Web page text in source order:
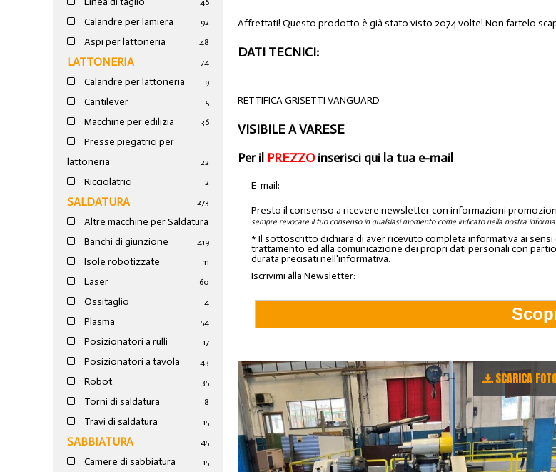
46
Calandre per lamiera 92
Aspi per lattoneria 48
LATTONERIA 74
Calandre per lattoneria 9
Cantilever 5
Macchine per edilizia 36
Presse piegatrici per
lattoneria
22
Ricciolatrici 2
SALDATURA 273
Altre macchine per Saldatura
19
Banchi di giunzione 4
Isole robotizzate 11
Laser 60
Ossitaglio 4
Plasma 54
Posizionatori a rulli 17
Posizionatori a tavola 43
Robot 35
Torni di saldatura 8
Travi di saldatura 15
SABBIATURA 45
Camere di sabbiatura 15
Affrettati! Questo prodotto è già stato visto 2074 volte! Non fartelo
DATI TECNICI:
RETTIFICA GRISETTI VANGUARD
VISIBILE A VARESE
Per il PREZZOinserisci qui la tua e-mail
E-mail:
Presto il consenso a ricevere newsletter con informazioni
sempre revocare il tuo consenso in qualsiasi momento come indicato nella nostra
* Il sottoscritto dichiara di aver ricevuto completa informativa ai
trattamento ed alla comunicazione dei propri dati personali con
durata precisati nell'informativa.
Iscrivimi alla Newsletter:
SCARICA